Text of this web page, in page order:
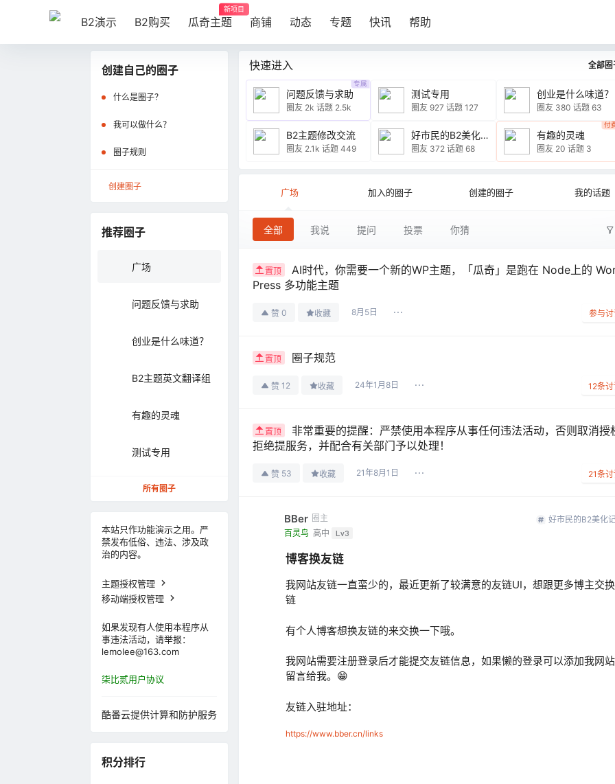
B2演示 B2购买 瓜奇主题
新项目
商铺 动态 专题 快讯 帮助
创建自己的圈子
什么是圈子？
我可以做什么？
圈子规则
创建圈子
推荐圈子
广场
问题反馈与求助
创业是什么味道？
B2主题英文翻译组
有趣的灵魂
测试专用
所有圈子
本站只作功能演示之用。严
禁发布低俗、违法、涉及政
治的内容。
主题授权管理
移动端授权管理
如果发现有人使用本程序从
事违法活动，请举报：
lemolee@163.com
柒比贰用户协议
酷番云提供计算和防护服务
积分排行
快速进入 全部圈
专属
问题反馈与求助
圈友 2k 话题 2.5k
测试专用
圈友 927 话题 127
创业是什么味道？
圈友 380 话题 63
B2主题修改交流
圈友 2.1k 话题 449
好市民的B2美化记录
圈友 372 话题 68
付
有趣的灵魂
圈友 20 话题 3
广场 加入的圈子 创建的圈子 我的话题
全部 我说 提问 投票 你猜
置顶
AI时代，你需要一个新的WP主题，「瓜奇」是跑在 Node上的
Press 多功能主题
赞 0 收藏 8月5日 参与
置顶 圈子规范
赞 12 收藏 24年1月8日 12条
置顶
非常重要的提醒：严禁使用本程序从事任何违法活动，否则取消授
拒绝提服务，并配合有关部门予以处理！
赞 53 收藏 21年8月1日 21条
BBer 圈主
百灵鸟 高中 Lv3
好市民的B2美化
博客换友链
我网站友链一直蛮少的，最近更新了较满意的友链UI，想跟更多博主交
链
有个人博客想换友链的来交换一下哦。
我网站需要注册登录后才能提交友链信息，如果懒的登录可以添加我网
留言给我。😁
友链入驻地址：
https://www.bber.cn/links